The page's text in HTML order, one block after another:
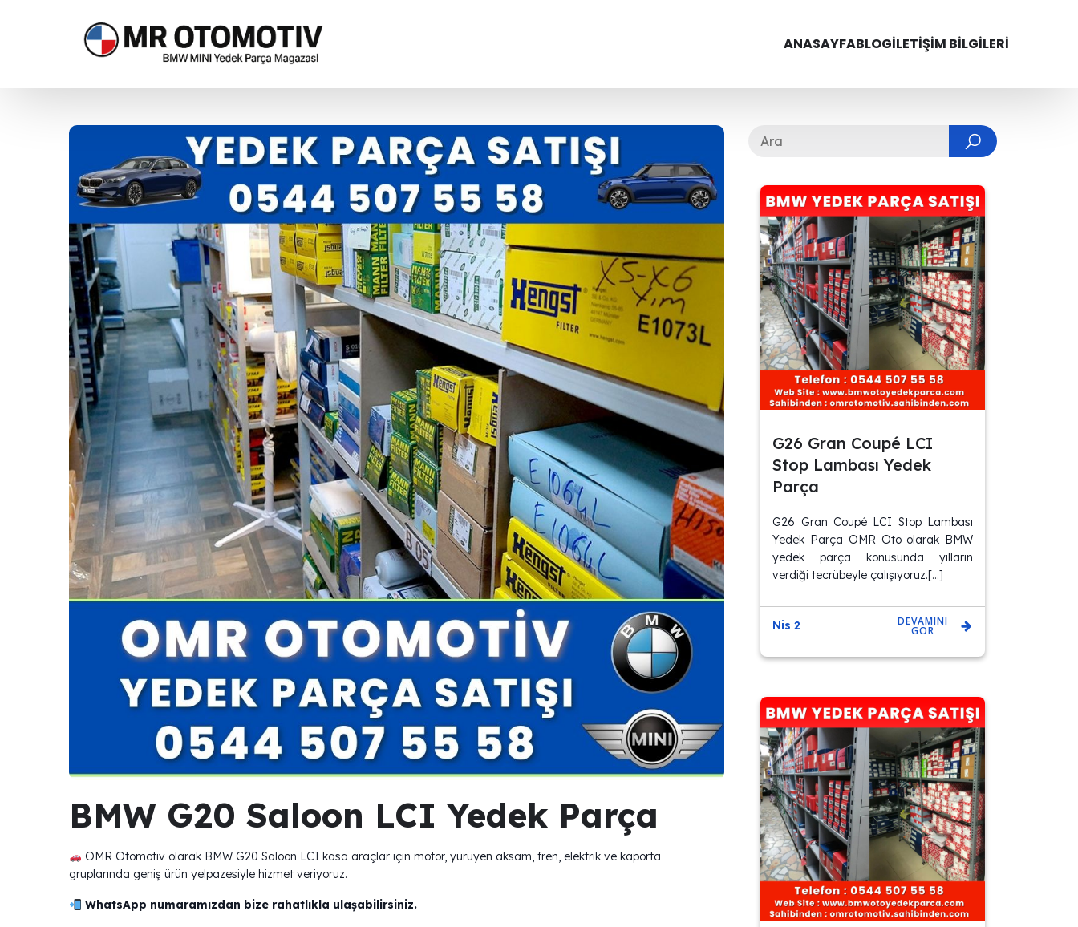
ANASAYFABLOGİLETIŞIM BILGILERI
BMW G20 Saloon LCI Yedek Parça
OMR Otomotiv olarak BMW G20 Saloon LCI kasa araçlar için motor, yürüyen aksam, fren, elektrik ve kaporta
gruplarında geniş ürün yelpazesiyle hizmet veriyoruz.
WhatsApp numaramızdan bize rahatlıkla ulaşabilirsiniz.
G26 Gran Coupé LCI
Stop Lambası Yedek
Parça
G26 Gran Coupé LCI Stop Lambası
Yedek Parça OMR Oto olarak BMW
yedek parça konusunda yılların
verdiği tecrübeyle çalışıyoruz.[…]
Nis 2 DEVAMINI
GÖR